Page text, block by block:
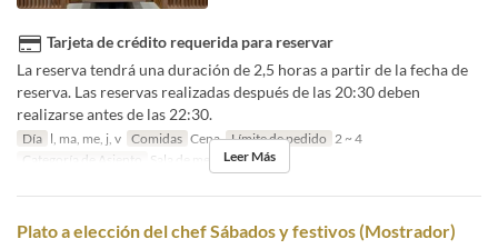
Tarjeta de crédito requerida para reservar
La reserva tendrá una duración de 2,5 horas a partir de la fecha de
reserva. Las reservas realizadas después de las 20:30 deben
realizarse antes de las 22:30.
Día l, ma, me, j, v Comidas Cena Límite de pedido 2 ~ 4
Categoría de Asiento
Sala de mesasLeer Más
Plato a elección del chef Sábados y festivos (Mostrador)